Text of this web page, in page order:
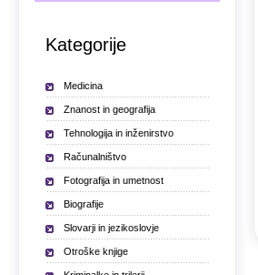
Kategorije
Medicina
Znanost in geografija
Tehnologija in inženirstvo
Računalništvo
Fotografija in umetnost
Biografije
Slovarji in jezikoslovje
Otroške knjige